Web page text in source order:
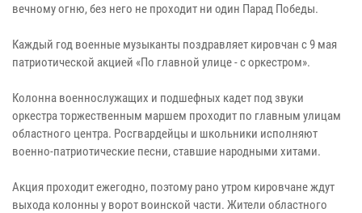
вечному огню, без него не проходит ни один Парад Победы.
Каждый год военные музыканты поздравляет кировчан с 9 мая
патриотической акцией «По главной улице - с оркестром».
Колонна военнослужащих и подшефных кадет под звуки
оркестра торжественным маршем проходит по главным улицам
областного центра. Росгвардейцы и школьники исполняют
военно-патриотические песни, ставшие народными хитами.
Акция проходит ежегодно, поэтому рано утром кировчане ждут
выхода колонны у ворот воинской части. Жители областного